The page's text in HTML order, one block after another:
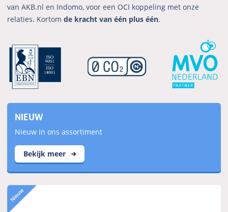
van AKB.nl en Indomo, voor een OCI koppeling met onze
relaties. Kortomde kracht van één plus één.
NIEUW
Nieuw in ons assortiment
Bekijk meer